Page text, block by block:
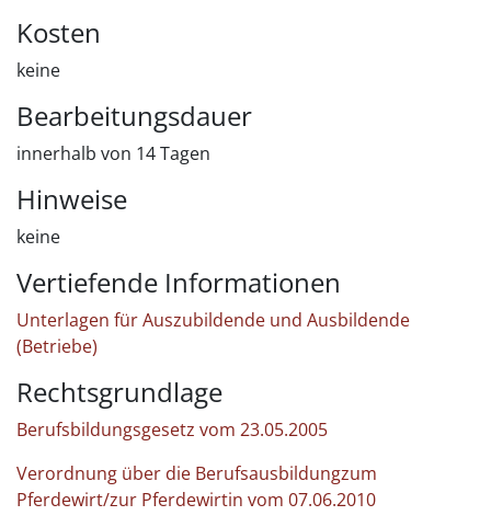
Kosten
keine
Bearbeitungsdauer
innerhalb von 14 Tagen
Hinweise
keine
Vertiefende Informationen
Unterlagen für Auszubildende und Ausbildende
(Betriebe)
Rechtsgrundlage
Berufsbildungsgesetz vom 23.05.2005
Verordnung über die Berufsausbildungzum
Pferdewirt/zur Pferdewirtin vom 07.06.2010